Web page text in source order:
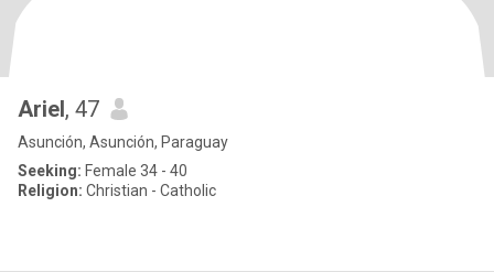
Ariel, 47
Asunción, Asunción, Paraguay
Seeking: Female 34 - 40
Religion: Christian - Catholic